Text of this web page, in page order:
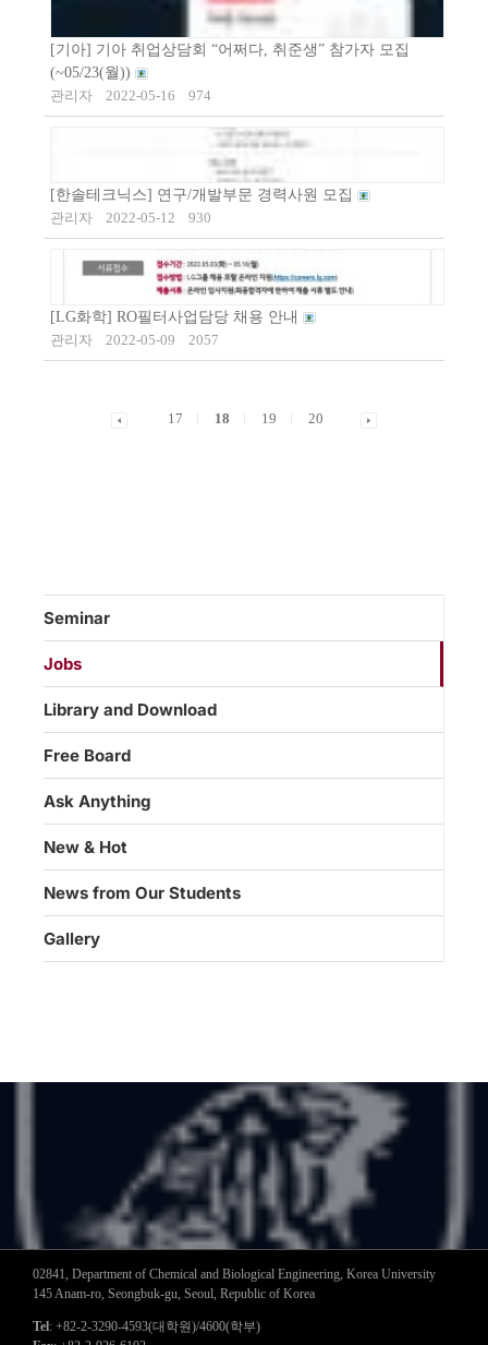
[기아] 기아 취업상담회 “어쩌다, 취준생” 참가자 모집
(~05/23(월))
관리자
2022-05-16 974
[한솔테크닉스] 연구/개발부문 경력사원 모집
관리자
2022-05-12 930
[LG화학] RO필터사업담당 채용 안내
관리자
2022-05-09 2057
17 18 19 20
Seminar
Jobs
Library and Download
Free Board
Ask Anything
New & Hot
News from Our Students
Gallery
02841, Department of Chemical and Biological Engineering, Korea University
145 Anam-ro, Seongbuk-gu, Seoul, Republic of Korea
Tel: +82-2-3290-4593(대학원)/4600(학부)